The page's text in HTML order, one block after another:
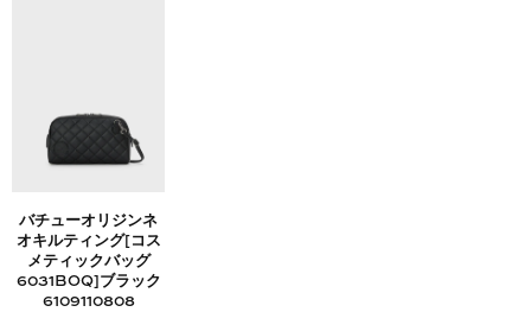
バチューオリジンネ
オキルティング[コス
メティックバッグ
6031BOQ]ブラック
6109110808